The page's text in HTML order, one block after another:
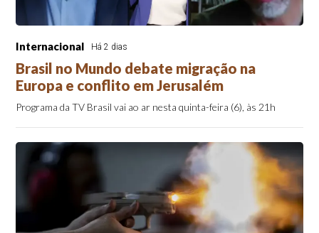
Internacional Há 2 dias
Brasil no Mundo debate migração na
Europa e conflito em Jerusalém
Programa da TV Brasil vai ao ar nesta quinta-feira (6), às 21h